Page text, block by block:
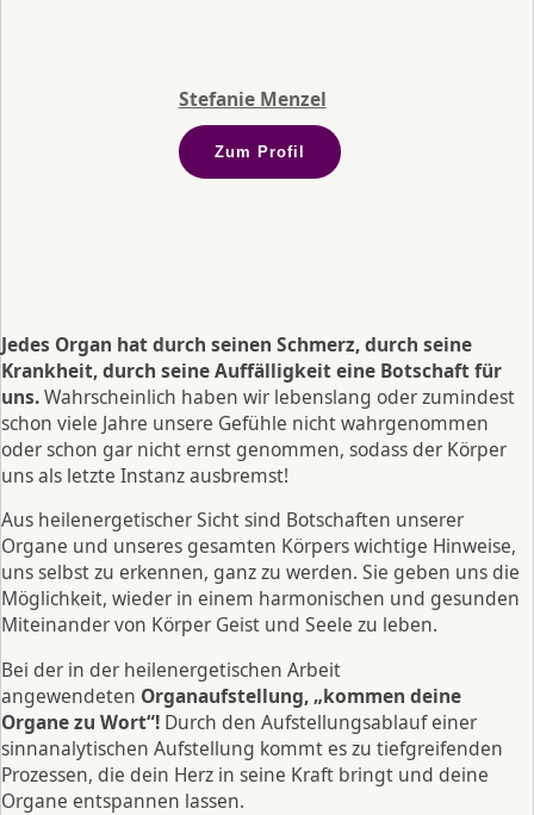
Stefanie Menzel
Zum Profil
Jedes Organ hat durch seinen Schmerz, durch seine
Krankheit, durch seine Auffälligkeit eine Botschaft für
uns.Wahrscheinlich haben wir lebenslang oder zumindest
schon viele Jahre unsere Gefühle nicht wahrgenommen
oder schon gar nicht ernst genommen, sodass der Körper
uns als letzte Instanz ausbremst!
Aus heilenergetischer Sicht sind Botschaften unserer
Organe und unseres gesamten Körpers wichtige Hinweise,
uns selbst zu erkennen, ganz zu werden. Sie geben uns die
Möglichkeit, wieder in einem harmonischen und gesunden
Miteinander von Körper Geist und Seele zu leben.
Bei der in der heilenergetischen Arbeit
angewendeten Organaufstellung, „kommen deine
Organe zu Wort“! Durch den Aufstellungsablauf einer
sinnanalytischen Aufstellung kommt es zu tiefgreifenden
Prozessen, die dein Herz in seine Kraft bringt und deine
Organe entspannen lassen.